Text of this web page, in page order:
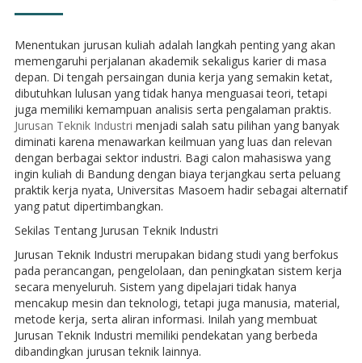
Menentukan jurusan kuliah adalah langkah penting yang akan
memengaruhi perjalanan akademik sekaligus karier di masa
depan. Di tengah persaingan dunia kerja yang semakin ketat,
dibutuhkan lulusan yang tidak hanya menguasai teori, tetapi
juga memiliki kemampuan analisis serta pengalaman praktis.
Jurusan Teknik Industri menjadi salah satu pilihan yang banyak
diminati karena menawarkan keilmuan yang luas dan relevan
dengan berbagai sektor industri. Bagi calon mahasiswa yang
ingin kuliah di Bandung dengan biaya terjangkau serta peluang
praktik kerja nyata, Universitas Masoem hadir sebagai alternatif
yang patut dipertimbangkan.
Sekilas Tentang Jurusan Teknik Industri
Jurusan Teknik Industri merupakan bidang studi yang berfokus
pada perancangan, pengelolaan, dan peningkatan sistem kerja
secara menyeluruh. Sistem yang dipelajari tidak hanya
mencakup mesin dan teknologi, tetapi juga manusia, material,
metode kerja, serta aliran informasi. Inilah yang membuat
Jurusan Teknik Industri memiliki pendekatan yang berbeda
dibandingkan jurusan teknik lainnya.